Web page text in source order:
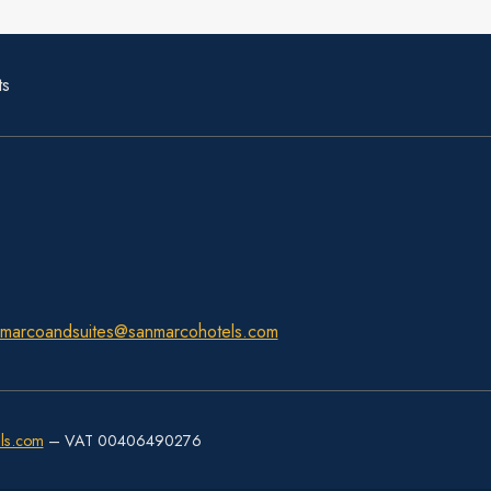
– VAT 00406490276